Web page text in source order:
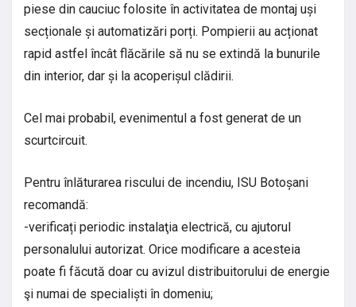
piese din cauciuc folosite în activitatea de montaj uși
secționale și automatizări porți. Pompierii au acționat
rapid astfel încât flăcările să nu se extindă la bunurile
din interior, dar și la acoperișul clădirii.
Cel mai probabil, evenimentul a fost generat de un
scurtcircuit.
Pentru înlăturarea riscului de incendiu, ISU Botoșani
recomandă:
-verificați periodic instalaţia electrică, cu ajutorul
personalului autorizat. Orice modificare a acesteia
poate fi făcută doar cu avizul distribuitorului de energie
şi numai de specialiști în domeniu;